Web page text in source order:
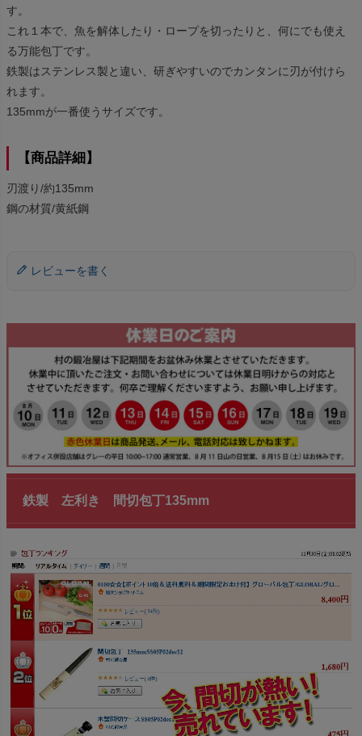
す。
これ１本で、魚を解体したり・ロープを切ったりと、何にでも使え
る万能包丁です。
鉄製はステンレス製と違い、研ぎやすいのでカンタンに刃が付けら
れます。
135mmが一番使うサイズです。
【商品詳細】
刃渡り/約135mm
鋼の材質/黄紙鋼
レビューを書く
鉄製 左利き 間切包丁135mm